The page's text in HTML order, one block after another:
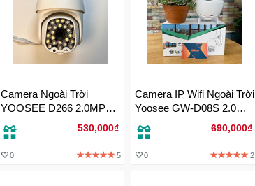
Camera Ngoài Trời
YOOSEE D266 2.0MP
bắt wifi siêu khỏe530,000₫
0 5
Camera IP Wifi Ngoài Trời
Yoosee GW-D08S 2.0
MP - Ban đêm có màu
sắc nét
690,000₫
0 2